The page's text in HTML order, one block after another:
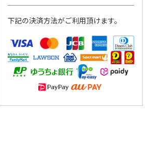
下記の決済方法がご利用頂けます。